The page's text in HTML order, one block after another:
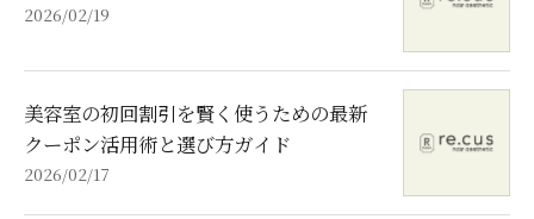
2026/02/19
美容室の初回割引を賢く使うための最新
クーポン活用術と選び方ガイド
2026/02/17